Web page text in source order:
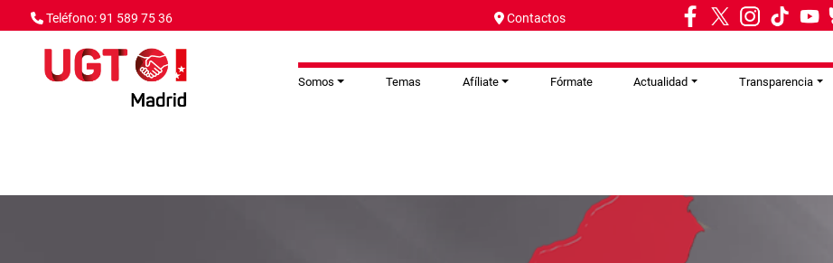
Pasar al contenido principal
Teléfono: 91 589 75 36 Contactos
Somos Temas Afíliate Fórmate Actualidad Transparencia